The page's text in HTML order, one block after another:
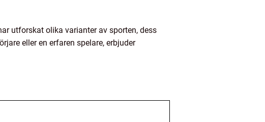
utforskat olika varianter av sporten, dess
eller en erfaren spelare, erbjuder